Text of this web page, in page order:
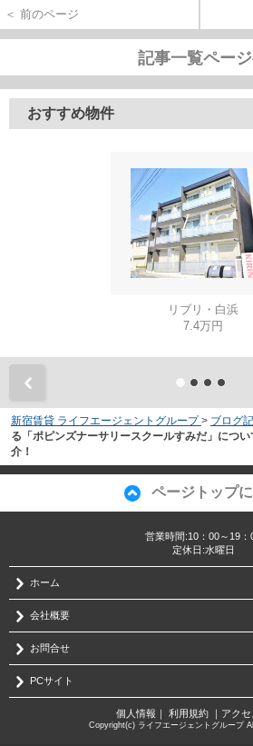
＜ 前のページ
記事一覧ペー
おすすめ物件
リブリ・白浜
7.4万円
新宿賃貸 ライフエージェントグループ > ブログ
る「ポピンズナーサリースクールすみだ」につ
介！
ページトップ
営業時間:10：00～19：
定休日:水曜日
ホーム
会社概要
お問合せ
PCサイト
個人情報 利用規約｜ アク
Copyright(c) ライフエージェントグループ